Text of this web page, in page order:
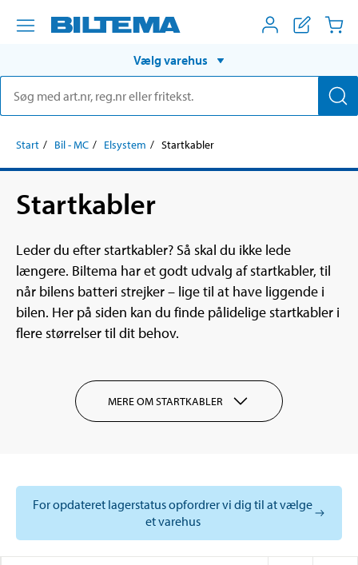
Vælg varehus
Start Bil - MC Elsystem Startkabler
Startkabler
Leder du efter startkabler? Så skal du ikke lede
længere. Biltema har et godt udvalg af startkabler, til
når bilens batteri strejker – lige til at have liggende i
bilen. Her på siden kan du finde pålidelige startkabler i
flere størrelser til dit behov.
MERE OM STARTKABLER
For opdateret lagerstatus opfordrer vi dig til at vælge
et varehus